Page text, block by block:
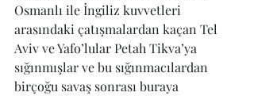
Osmanlı ile İngiliz kuvvetleri
arasındaki çatışmalardan kaçan Tel
Aviv ve Yafo’lular Petah Tikva’ya
sığınmışlar ve bu sığınmacılardan
birçoğu savaş sonrası buraya